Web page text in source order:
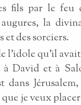
fils par le feu
la
et des sorciers.
l'idole qu'il
David et à
dans
je veux